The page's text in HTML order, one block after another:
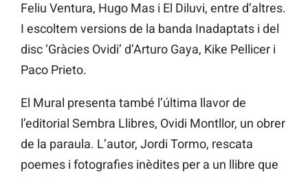
Feliu Ventura, Hugo Mas i El Diluvi, entre d’altres.
I escoltem versions de la banda Inadaptats i del
disc ‘Gràcies Ovidi’ d’Arturo Gaya, Kike Pellicer i
Paco Prieto.
El Mural presenta també l’última llavor de
l’editorial Sembra Llibres, Ovidi Montllor, un obrer
de la paraula. L’autor, Jordi Tormo, rescata
poemes i fotografies inèdites per a un llibre que